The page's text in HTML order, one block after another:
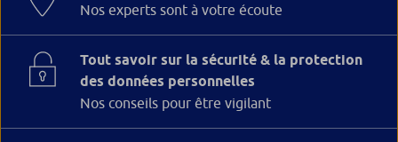
Nos experts sont à votre écoute
Tout savoir sur la sécurité & la protection
des données personnelles
Nos conseils pour être vigilant